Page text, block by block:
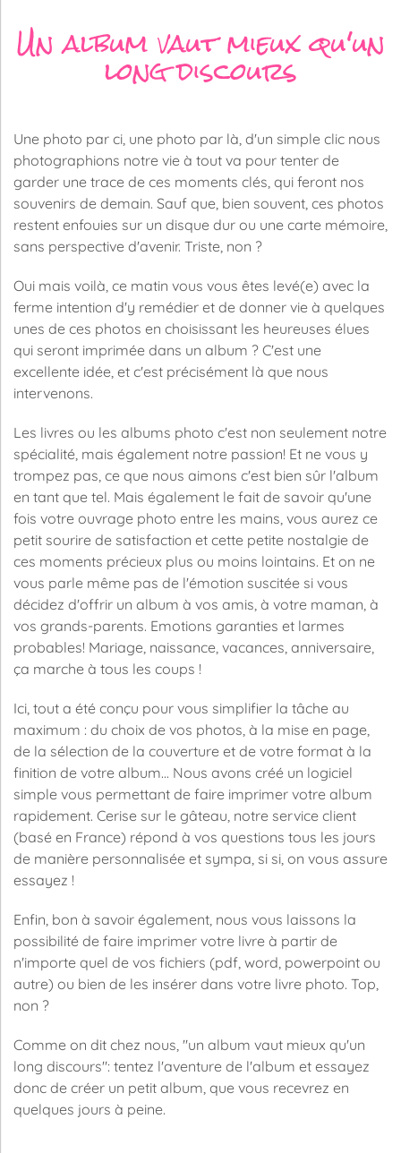
Un album vaut mieux qu'un
long discours
Une photo par ci, une photo par là, d'un simple clic nous
photographions notre vie à tout va pour tenter de
garder une trace de ces moments clés, qui feront nos
souvenirs de demain. Sauf que, bien souvent, ces photos
restent enfouies sur un disque dur ou une carte mémoire,
sans perspective d'avenir. Triste, non ?
Oui mais voilà, ce matin vous vous êtes levé(e) avec la
ferme intention d'y remédier et de donner vie à quelques
unes de ces photos en choisissant les heureuses élues
qui seront imprimée dans un album ? C'est une
excellente idée, et c'est précisément là que nous
intervenons.
Les livres ou les albums photo c'est non seulement notre
spécialité, mais également notre passion! Et ne vous y
trompez pas, ce que nous aimons c'est bien sûr l'album
en tant que tel. Mais également le fait de savoir qu'une
fois votre ouvrage photo entre les mains, vous aurez ce
petit sourire de satisfaction et cette petite nostalgie de
ces moments précieux plus ou moins lointains. Et on ne
vous parle même pas de l'émotion suscitée si vous
décidez d'offrir un album à vos amis, à votre maman, à
vos grands-parents. Emotions garanties et larmes
probables! Mariage, naissance, vacances, anniversaire,
ça marche à tous les coups !
Ici, tout a été conçu pour vous simplifier la tâche au
maximum : du choix de vos photos, à la mise en page,
de la sélection de la couverture et de votre format à la
finition de votre album... Nous avons créé un logiciel
simple vous permettant de faire imprimer votre album
rapidement. Cerise sur le gâteau, notre service client
(basé en France) répond à vos questions tous les jours
de manière personnalisée et sympa, si si, on vous assure
essayez !
Enfin, bon à savoir également, nous vous laissons la
possibilité de faire imprimer votre livre à partir de
n'importe quel de vos fichiers (pdf, word, powerpoint ou
autre) ou bien de les insérer dans votre livre photo. Top,
non ?
Comme on dit chez nous, "un album vaut mieux qu'un
long discours": tentez l'aventure de l'album et essayez
donc de créer un petit album, que vous recevrez en
quelques jours à peine.